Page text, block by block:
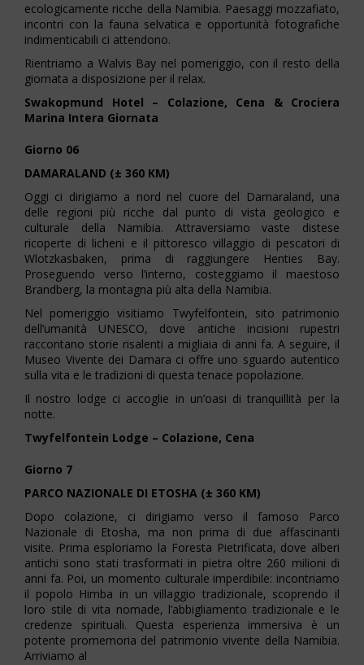
ecologicamente ricche della Namibia. Paesaggi mozzafiato,
incontri con la fauna selvatica e opportunità fotografiche
indimenticabili ci attendono.
Rientriamo a Walvis Bay nel pomeriggio, con il resto della
giornata a disposizione per il relax.
Swakopmund Hotel – Colazione, Cena & Crociera
Marina Intera Giornata
Giorno 06
DAMARALAND (± 360 KM)
Oggi ci dirigiamo a nord nel cuore del Damaraland, una
delle regioni più ricche dal punto di vista geologico e
culturale della Namibia. Attraversiamo vaste distese
ricoperte di licheni e il pittoresco villaggio di pescatori di
Wlotzkasbaken, prima di raggiungere Henties Bay.
Proseguendo verso l’interno, costeggiamo il maestoso
Brandberg, la montagna più alta della Namibia.
Nel pomeriggio visitiamo Twyfelfontein, sito patrimonio
dell’umanità UNESCO, dove antiche incisioni rupestri
raccontano storie risalenti a migliaia di anni fa. A seguire, il
Museo Vivente dei Damara ci offre uno sguardo autentico
sulla vita e le tradizioni di questa tenace popolazione.
Il nostro lodge ci accoglie in un’oasi di tranquillità per la
notte.
Twyfelfontein Lodge – Colazione, Cena
Giorno 7
PARCO NAZIONALE DI ETOSHA (± 360 KM)
Dopo colazione, ci dirigiamo verso il famoso Parco
Nazionale di Etosha, ma non prima di due affascinanti
visite. Prima esploriamo la Foresta Pietrificata, dove alberi
antichi sono stati trasformati in pietra oltre 260 milioni di
anni fa. Poi, un momento culturale imperdibile: incontriamo
il popolo Himba in un villaggio tradizionale, scoprendo il
loro stile di vita nomade, l’abbigliamento tradizionale e le
credenze spirituali. Questa esperienza immersiva è un
potente promemoria del patrimonio vivente della Namibia.
Arriviamo al